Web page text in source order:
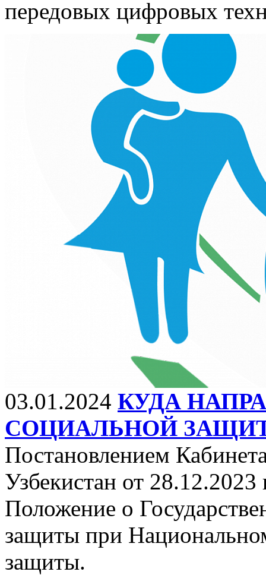
передовых цифровых
03.01.2024 КУДА
СОЦИАЛЬНОЙ
Постановлением
Узбекистан от
Положение о
защиты при
защиты.